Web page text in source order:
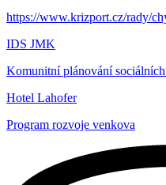
https://www.krizport.cz/rady/
IDS JMK
Komunitní plánování
Hotel Lahofer
Program rozvoje venkova